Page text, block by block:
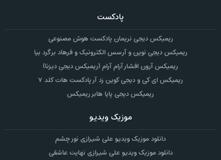
پادکست
ریمیکس دیجی نریمان پادکست هوش مصنوعی
ریمیکس دیجی نوین و آرسس الکترونیک و فرهاد برگرد بیا
ریمیکس آرون افشار آرام آرام (ریمیکس دیجی دیزنا)
ریمیکس ای کی و دیجی کوین زد آر پادکست هات کلد ۷
ریمیکس دیجی پایا هابر ریمیکس
موزیک ویدیو
دانلود موزیک ویدیو علی شیرازی نور چشم
دانلود موزیک ویدیو علی شیرازی نهایت عاشقی